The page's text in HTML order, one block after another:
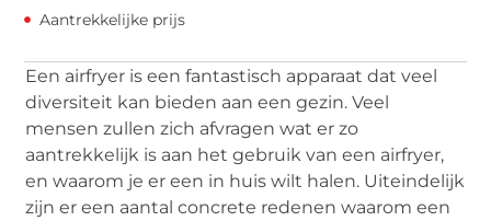
Aantrekkelijke prijs
Een airfryer is een fantastisch apparaat dat veel
diversiteit kan bieden aan een gezin. Veel
mensen zullen zich afvragen wat er zo
aantrekkelijk is aan het gebruik van een airfryer,
en waarom je er een in huis wilt halen. Uiteindelijk
zijn er een aantal concrete redenen waarom een